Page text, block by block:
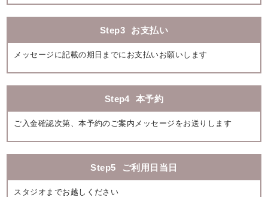
Step3 お支払い
メッセージに記載の期日までにお支払いお願いします
Step4 本予約
ご入金確認次第、本予約のご案内メッセージをお送りします
Step5 ご利用日当日
スタジオまでお越しください